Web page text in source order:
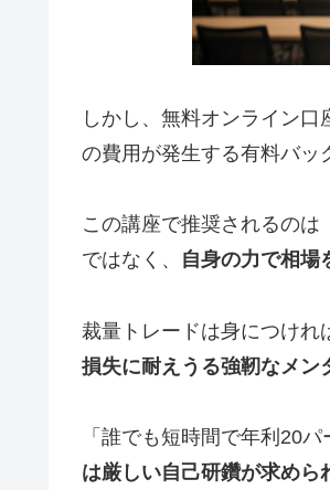
しかし、無料オンライン口
の費用が発生する有料バッ
この講座で推奨されるの
ではなく、 自身の力で相場
裁量トレードは身につけれ
損失に耐えうる強靭なメン
「誰でも短時間で年利20
は厳しい自己研鑽が求めら